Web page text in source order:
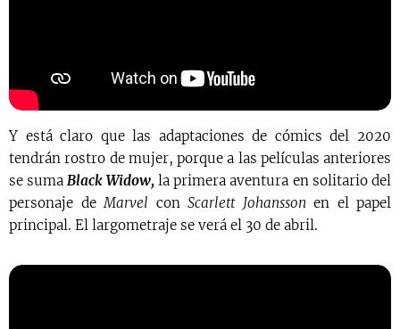
Y está claro que las adaptaciones de cómics del 2020
tendrán rostro de mujer, porque a las películas anteriores
se sumaBlack Widow,la primera aventura en solitario del
personaje deMarvel con Scarlett Johanssonen el papel
principal. El largometraje se verá el 30 de abril.